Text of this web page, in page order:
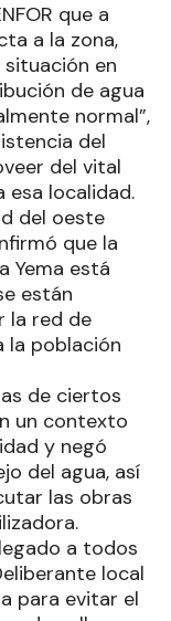
que a
a la zona,
en
de agua
normal”,
del
del vital
esa localidad.
del oeste
que la
Yema está
están
la red de
la población
de ciertos
un contexto
y negó
del agua, así
las obras
a todos
local
para evitar el